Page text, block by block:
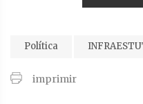
Política
imprimir